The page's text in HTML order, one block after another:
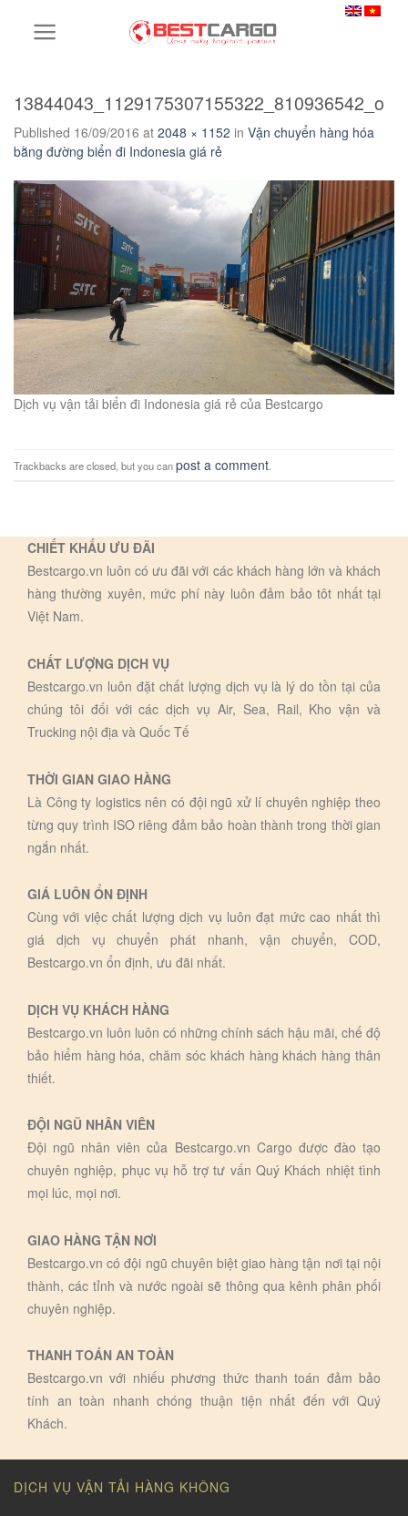
13844043_1129175307155322_810936542_o
Published 16/09/2016 at 2048 × 1152 in Vận chuyển hàng hóa
bằng đường biển đi Indonesia giá rẻ
Dịch vụ vận tải biển đi Indonesia giá rẻ của Bestcargo
Trackbacks are closed, but you canpost a comment
CHIẾT KHẤU ƯU ĐÃI
Bestcargo.vn luôn có ưu đãi với các khách hàng lớn và khách
hàng thường xuyên, mức phí này luôn đảm bảo tôt nhất tại
Việt Nam.
CHẤT LƯỢNG DỊCH VỤ
Bestcargo.vn luôn đặt chất lượng dịch vụ là lý do tồn tại của
chúng tôi đối với các dịch vụ Air, Sea, Rail, Kho vận và
Trucking nội địa và Quốc Tế
THỜI GIAN GIAO HÀNG
Là Công ty logistics nên có đội ngũ xử lí chuyên nghiệp theo
từng quy trình ISO riêng đảm bảo hoàn thành trong thời gian
ngắn nhất.
GIÁ LUÔN ỔN ĐỊNH
Cùng với việc chất lượng dịch vụ luôn đạt mức cao nhất thì
giá dịch vụ chuyển phát nhanh, vận chuyển, COD,
Bestcargo.vn ổn định, ưu đãi nhất.
DỊCH VỤ KHÁCH HÀNG
Bestcargo.vn luôn luôn có những chính sách hậu mãi, chế độ
bảo hiểm hàng hóa, chăm sóc khách hàng khách hàng thân
thiết.
ĐỘI NGŨ NHÂN VIÊN
Đội ngũ nhân viên của Bestcargo.vn Cargo được đào tạo
chuyên nghiệp, phục vụ hỗ trợ tư vấn Quý Khách nhiệt tình
mọi lúc, mọi nơi.
GIAO HÀNG TẬN NƠI
Bestcargo.vn có đội ngũ chuyên biệt giao hàng tận nơi tại nội
thành, các tỉnh và nước ngoài sẽ thông qua kênh phân phối
chuyên nghiệp.
THANH TOÁN AN TOÀN
Bestcargo.vn với nhiếu phương thức thanh toán đảm bảo
tính an toàn nhanh chóng thuận tiện nhất đến với Quý
Khách.
DỊCH VỤ VẬN TẢI HÀNG KHÔNG